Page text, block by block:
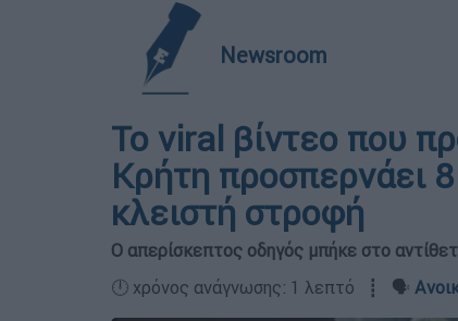
Newsroom
Το viral βίντεο που
Κρήτη προσπερνάει
κλειστή στροφή
Ο απερίσκεπτος οδηγός μπήκε στο
🕛 χρόνος ανάγνωσης: 1 λεπτό ┋ 🗣️